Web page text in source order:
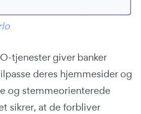
tjenester giver banker
deres hjemmesider og
og stemmeorienterede
sikrer, at de forbliver